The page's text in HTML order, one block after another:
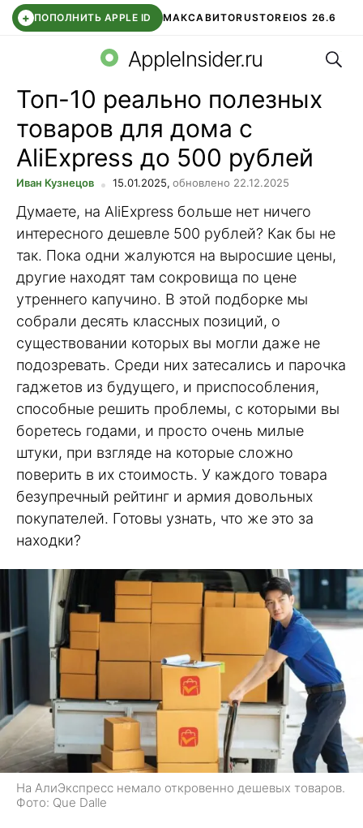
+ ПОПОЛНИТЬ APPLE ID МАКСАВИТОRUSTOREIOS 26.6
СБЕР КИДС ВТБ ОНЛАЙН ЧАТ В ROBLOX
AppleInsider.ru
Топ-10 реально полезных
товаров для дома с
AliExpress до 500 рублей
Иван Кузнецов 15.01.2025, обновлено 22.12.2025
Думаете, на AliExpress больше нет ничего
интересного дешевле 500 рублей? Как бы не
так. Пока одни жалуются на выросшие цены,
другие находят там сокровища по цене
утреннего капучино. В этой подборке мы
собрали десять классных позиций, о
существовании которых вы могли даже не
подозревать. Среди них затесались и парочка
гаджетов из будущего, и приспособления,
способные решить проблемы, с которыми вы
боретесь годами, и просто очень милые
штуки, при взгляде на которые сложно
поверить в их стоимость. У каждого товара
безупречный рейтинг и армия довольных
покупателей. Готовы узнать, что же это за
находки?
На АлиЭкспресс немало откровенно дешевых товаров.
Фото: Que Dalle